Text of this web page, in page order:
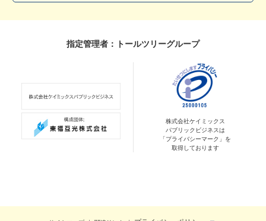
指定管理者：トールツリーグループ
株式会社ケイミックス
パブリックビジネスは
「プライバシーマーク」を
取得しております